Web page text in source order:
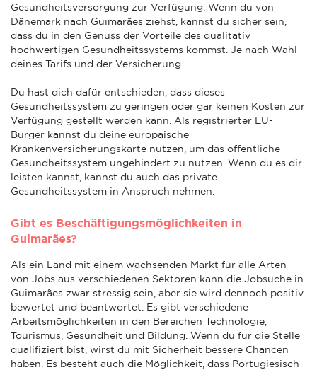
Gesundheitsversorgung zur Verfügung. Wenn du von
Dänemark nach Guimarães ziehst, kannst du sicher sein,
dass du in den Genuss der Vorteile des qualitativ
hochwertigen Gesundheitssystems kommst. Je nach Wahl
deines Tarifs und der Versicherung
Du hast dich dafür entschieden, dass dieses
Gesundheitssystem zu geringen oder gar keinen Kosten zur
Verfügung gestellt werden kann. Als registrierter EU-
Bürger kannst du deine europäische
Krankenversicherungskarte nutzen, um das öffentliche
Gesundheitssystem ungehindert zu nutzen. Wenn du es dir
leisten kannst, kannst du auch das private
Gesundheitssystem in Anspruch nehmen.
Gibt es Beschäftigungsmöglichkeiten in
Guimarães?
Als ein Land mit einem wachsenden Markt für alle Arten
von Jobs aus verschiedenen Sektoren kann die Jobsuche in
Guimarães zwar stressig sein, aber sie wird dennoch positiv
bewertet und beantwortet. Es gibt verschiedene
Arbeitsmöglichkeiten in den Bereichen Technologie,
Tourismus, Gesundheit und Bildung. Wenn du für die Stelle
qualifiziert bist, wirst du mit Sicherheit bessere Chancen
haben. Es besteht auch die Möglichkeit, dass Portugiesisch